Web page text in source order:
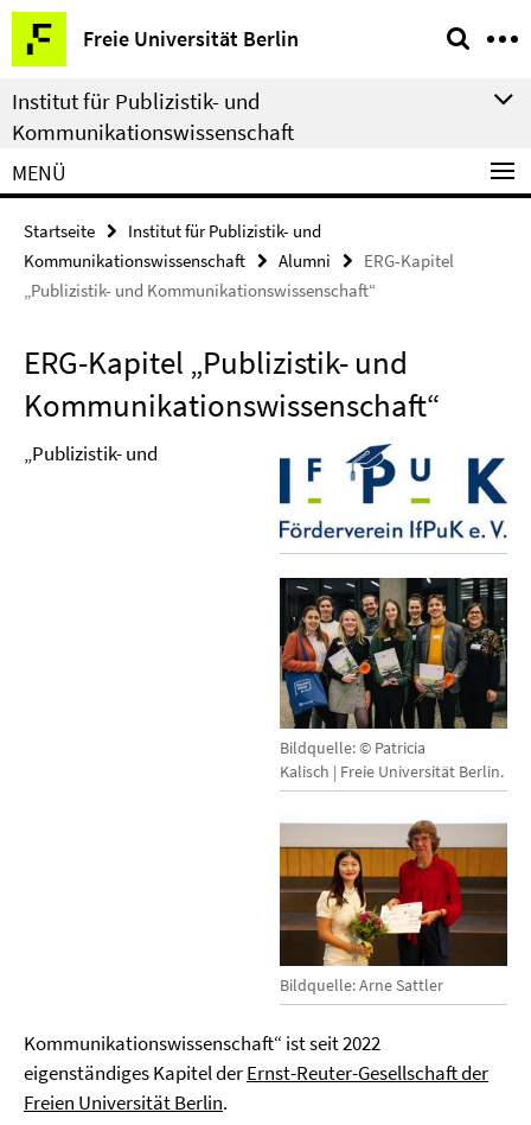
Springe
direkt
zu
Inhalt
Freie Universität Berlin
Service-
Navigation
Institut für Publizistik- und
Kommunikationswissenschaft
MENÜ
Startseite
Institut für Publizistik- und
Kommunikationswissenschaft
Alumni
ERG-Kapitel
„Publizistik- und Kommunikationswissenschaft“
ERG-Kapitel „Publizistik- und
Kommunikationswissenschaft“
Bildquelle: © Patricia
Kalisch | Freie Universität Berlin.
Bildquelle: Arne Sattler
„Publizistik- und
Kommunikationswissenschaft“ ist seit 2022
eigenständiges Kapitel derErnst-Reuter-Gesellschaft der
Freien Universität Berlin.